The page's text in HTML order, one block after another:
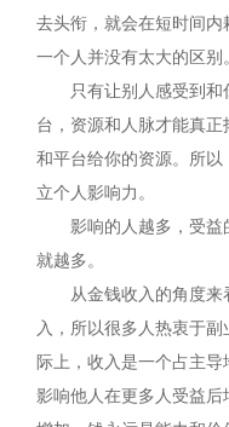
去头衔，就会在短时间
一个人并没有太大的区别
只有让别人感受到
台，资源和人脉才能真
和平台给你的资源。所
立个人影响力。
影响的人越多，受
就越多。
从金钱收入的角度
入，所以很多人热衷于
际上，收入是一个占主
影响他人在更多人受益